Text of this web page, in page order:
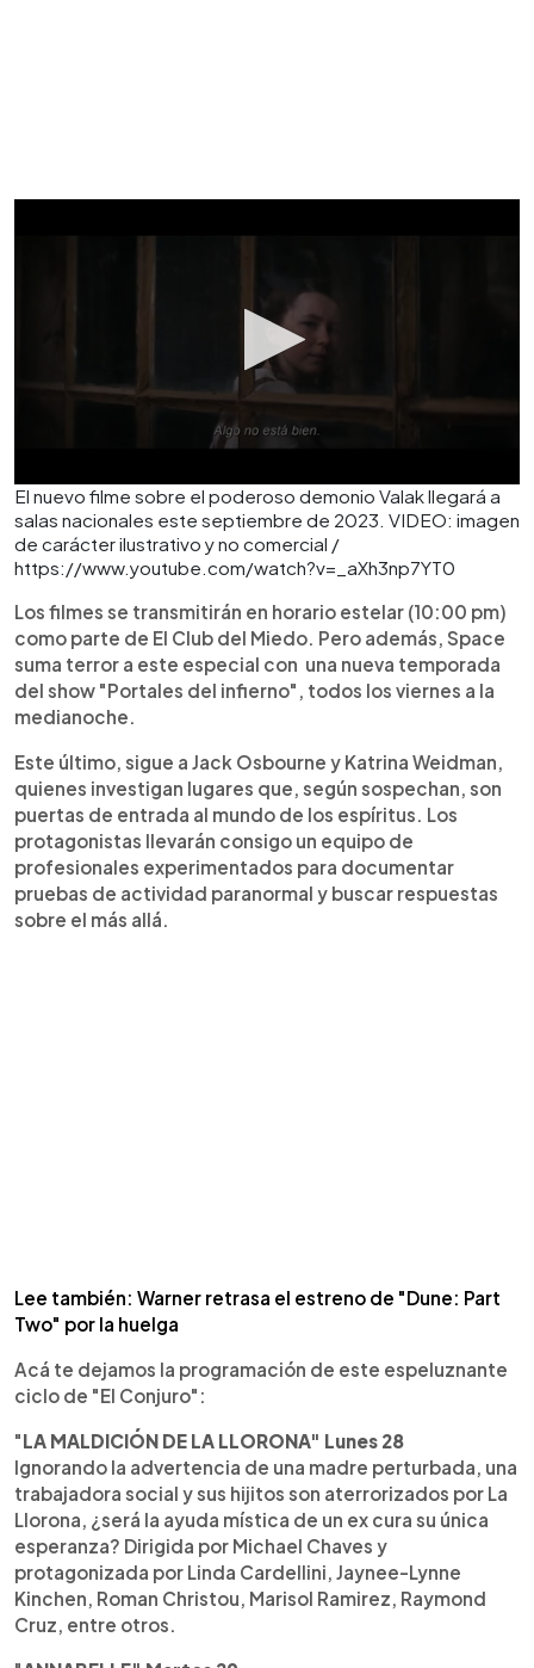
El nuevo filme sobre el poderoso demonio Valak llegará a
salas nacionales este septiembre de 2023. VIDEO: imagen
de carácter ilustrativo y no comercial /
https://www.youtube.com/watch?v=_aXh3np7YT0
Los filmes se transmitirán en horario estelar (10:00 pm)
como parte de El Club del Miedo. Pero además, Space
suma terror a este especial con una nueva temporada
del show "Portales del infierno", todos los viernes a la
medianoche.
Este último, sigue a Jack Osbourne y Katrina Weidman,
quienes investigan lugares que, según sospechan, son
puertas de entrada al mundo de los espíritus. Los
protagonistas llevarán consigo un equipo de
profesionales experimentados para documentar
pruebas de actividad paranormal y buscar respuestas
sobre el más allá.
Lee también: Warner retrasa el estreno de "Dune: Part
Two" por la huelga
Acá te dejamos la programación de este espeluznante
ciclo de "El Conjuro":
"LA MALDICIÓN DE LA LLORONA" Lunes 28
Ignorando la advertencia de una madre perturbada, una
trabajadora social y sus hijitos son aterrorizados por La
Llorona, ¿será la ayuda mística de un ex cura su única
esperanza? Dirigida por Michael Chaves y
protagonizada por Linda Cardellini, Jaynee-Lynne
Kinchen, Roman Christou, Marisol Ramirez, Raymond
Cruz, entre otros.